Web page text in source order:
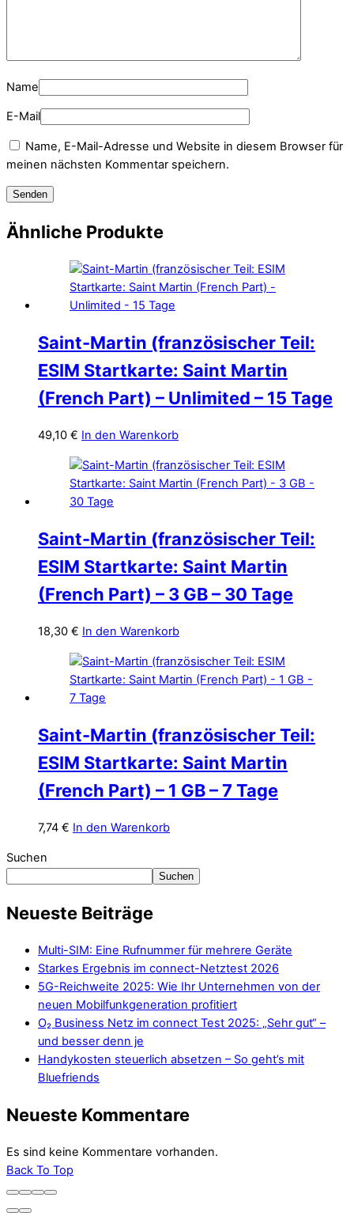
Name
E-Mail
Name, E-Mail-Adresse und Website in diesem Browser für
meinen nächsten Kommentar speichern.
Ähnliche Produkte
Saint-Martin (französischer Teil:
ESIM Startkarte: Saint Martin
(French Part) – Unlimited – 15 Tage
49,10 € In den Warenkorb
Saint-Martin (französischer Teil:
ESIM Startkarte: Saint Martin
(French Part) – 3 GB – 30 Tage
18,30 € In den Warenkorb
Saint-Martin (französischer Teil:
ESIM Startkarte: Saint Martin
(French Part) – 1 GB – 7 Tage
7,74 € In den Warenkorb
Suchen
Suchen
Neueste Beiträge
Multi-SIM: Eine Rufnummer für mehrere Geräte
Starkes Ergebnis im connect-Netztest 2026
5G-Reichweite 2025: Wie Ihr Unternehmen von der
neuen Mobilfunkgeneration profitiert
O₂ Business Netz im connect Test 2025: „Sehr gut“ –
und besser denn je
Handykosten steuerlich absetzen – So geht’s mit
Bluefriends
Neueste Kommentare
Es sind keine Kommentare vorhanden.
Back To Top